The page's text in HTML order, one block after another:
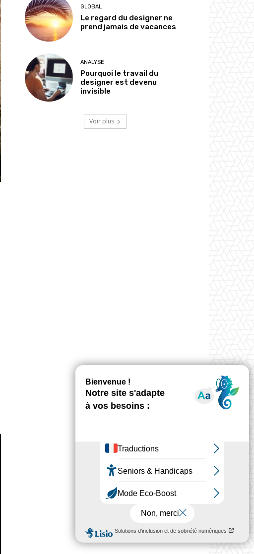
GLOBAL
Le regard du designer ne
prend jamais de vacances
ANALYSE
Pourquoi le travail du
designer est devenu
invisible
Voir plus